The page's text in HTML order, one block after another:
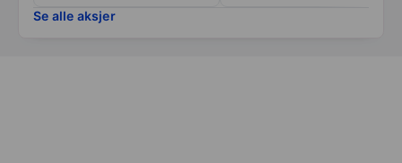
Se alle aksjer